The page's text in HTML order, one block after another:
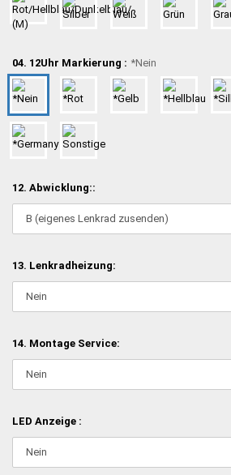
04. 12Uhr Markierung : *Nein
12. Abwicklung::
13. Lenkradheizung:
14. Montage Service:
LED Anzeige :